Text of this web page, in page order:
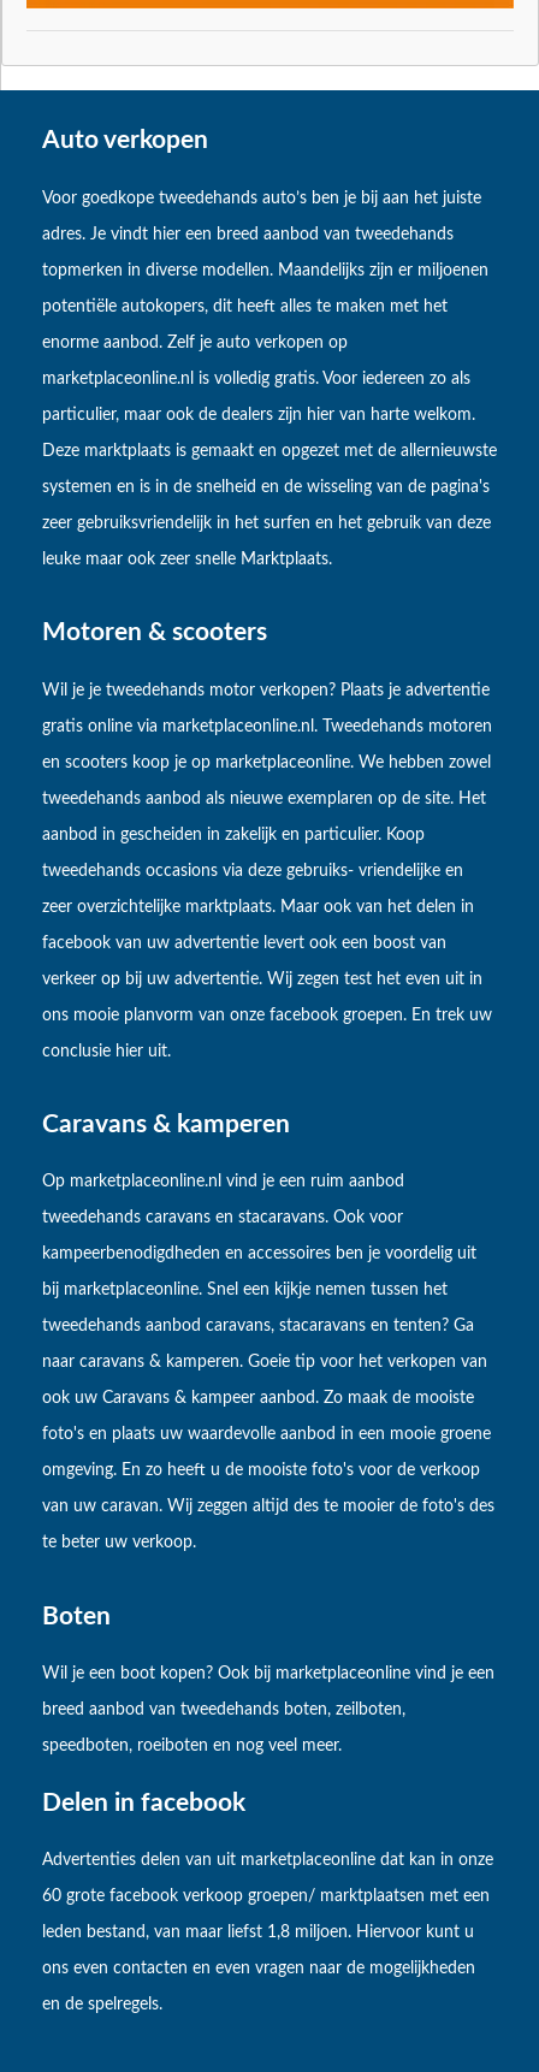
Auto verkopen
Voor goedkope tweedehands auto’s ben je bij aan het juiste
adres. Je vindt hier een breed aanbod van tweedehands
topmerken in diverse modellen. Maandelijks zijn er miljoenen
potentiële autokopers, dit heeft alles te maken met het
enorme aanbod. Zelf je auto verkopen op
marketplaceonline.nl is volledig gratis. Voor iedereen zo als
particulier, maar ook de dealers zijn hier van harte welkom.
Deze marktplaats is gemaakt en opgezet met de allernieuwste
systemen en is in de snelheid en de wisseling van de pagina's
zeer gebruiksvriendelijk in het surfen en het gebruik van deze
leuke maar ook zeer snelle Marktplaats.
Motoren & scooters
Wil je je tweedehands motor verkopen? Plaats je advertentie
gratis online via marketplaceonline.nl. Tweedehands motoren
en scooters koop je op marketplaceonline. We hebben zowel
tweedehands aanbod als nieuwe exemplaren op de site. Het
aanbod in gescheiden in zakelijk en particulier. Koop
tweedehands occasions via deze gebruiks- vriendelijke en
zeer overzichtelijke marktplaats. Maar ook van het delen in
facebook van uw advertentie levert ook een boost van
verkeer op bij uw advertentie. Wij zegen test het even uit in
ons mooie planvorm van onze facebook groepen. En trek uw
conclusie hier uit.
Caravans & kamperen
Op marketplaceonline.nl vind je een ruim aanbod
tweedehands caravans en stacaravans. Ook voor
kampeerbenodigdheden en accessoires ben je voordelig uit
bij marketplaceonline. Snel een kijkje nemen tussen het
tweedehands aanbod caravans, stacaravans en tenten? Ga
naar caravans & kamperen. Goeie tip voor het verkopen van
ook uw Caravans & kampeer aanbod. Zo maak de mooiste
foto's en plaats uw waardevolle aanbod in een mooie groene
omgeving. En zo heeft u de mooiste foto's voor de verkoop
van uw caravan. Wij zeggen altijd des te mooier de foto's des
te beter uw verkoop.
Boten
Wil je een boot kopen? Ook bij marketplaceonline vind je een
breed aanbod van tweedehands boten, zeilboten,
speedboten, roeiboten en nog veel meer.
Delen in facebook
Advertenties delen van uit marketplaceonline dat kan in onze
60 grote facebook verkoop groepen/ marktplaatsen met een
leden bestand, van maar liefst 1,8 miljoen. Hiervoor kunt u
ons even contacten en even vragen naar de mogelijkheden
en de spelregels.